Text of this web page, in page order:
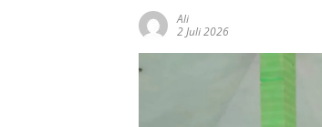
Ali
2 Juli 2026